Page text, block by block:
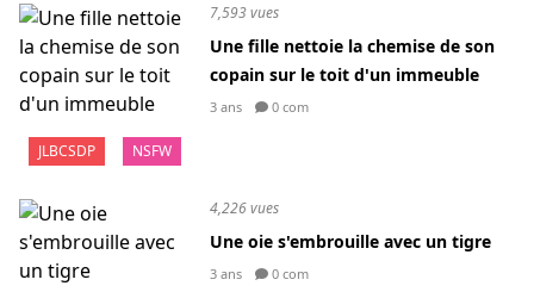
JLBCSDP NSFW
7,593 vues
Une fille nettoie la chemise de son
copain sur le toit d'un immeuble
3 ans 0 com
4,226 vues
Une oie s'embrouille avec un tigre
3 ans 0 com